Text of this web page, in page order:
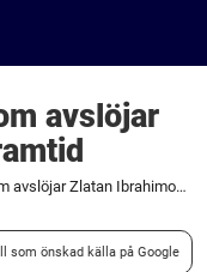
avslöjar
Klantiga tröjmissen som avslöjar Zlatan Ibrahimovics framtid
som önskad källa på Google